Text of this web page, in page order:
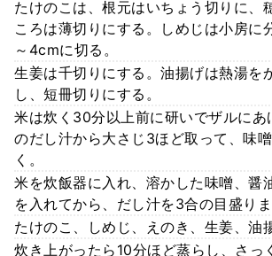
たけのこは、根元はいちょう切りに、
ころは薄切りにする。しめじは小房に
～4cmに切る。
生姜は千切りにする。油揚げは熱湯を
し、短冊切りにする。
米は炊く30分以上前に研いでザルにあ
のだし汁から大さじ3ほど取って、味
く。
米を炊飯器に入れ、溶かした味噌、醤
を入れてから、だし汁を3合の目盛りま
たけのこ、しめじ、えのき、生姜、油
炊き上がったら10分ほど蒸らし、さっ